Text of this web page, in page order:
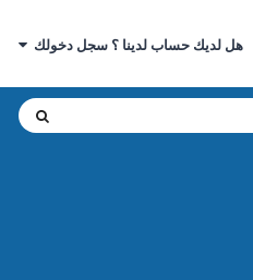
هل لديك حساب لدينا ؟ سجل دخولك